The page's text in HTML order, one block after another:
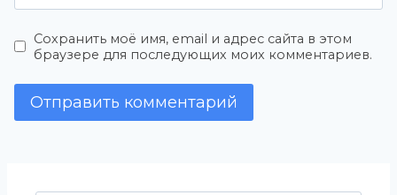
Сохранить моё имя, email и адрес сайта в этом
браузере для последующих моих комментариев.